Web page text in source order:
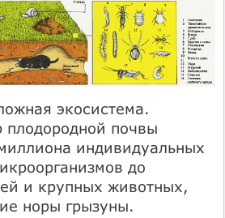
экосистема.
плодородной почвы
индивидуальных
до
и крупных животных,
норы грызуны.